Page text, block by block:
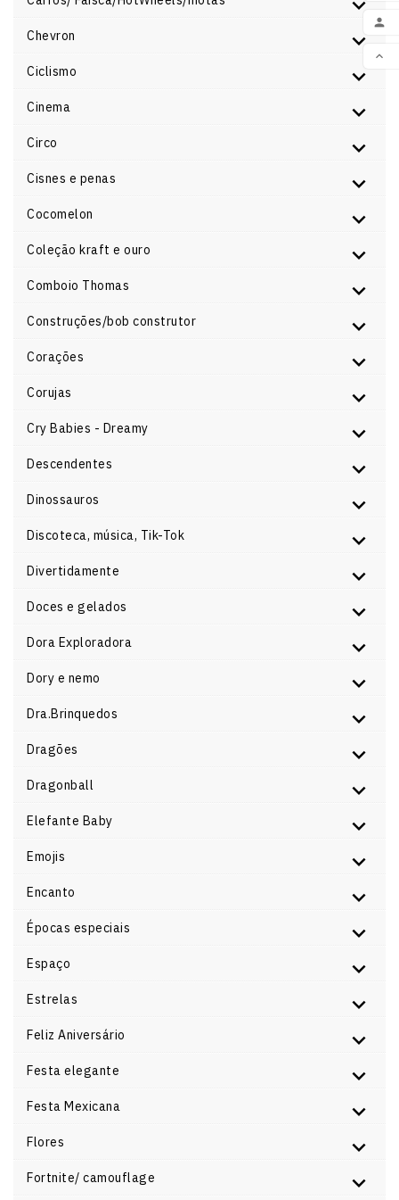


Chevron
Ciclismo
Cinema
Circo
Cisnes e penas
Cocomelon
Coleção kraft e ouro
Comboio Thomas
Construções/bob construtor
Corações
Corujas
Cry Babies - Dreamy
Descendentes
Dinossauros
Discoteca, música, Tik-Tok
Divertidamente
Doces e gelados
Dora Exploradora
Dory e nemo
Dra.Brinquedos
Dragões
Dragonball
Elefante Baby
Emojis
Encanto
Épocas especiais
Espaço
Estrelas
Feliz Aniversário
Festa elegante
Festa Mexicana
Flores
Fortnite/ camouflage